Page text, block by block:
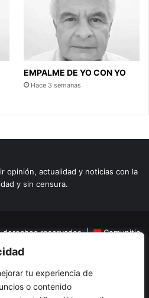
tu experiencia de
o contenido
EMPALME DE YO CON YO
Hace 3 semanas
opinión, actualidad y noticias con la
y sin censura.
derechos reservados |
Comunitic
Nit 901228106
Opinion Turismo
Caricaturas Reportajes